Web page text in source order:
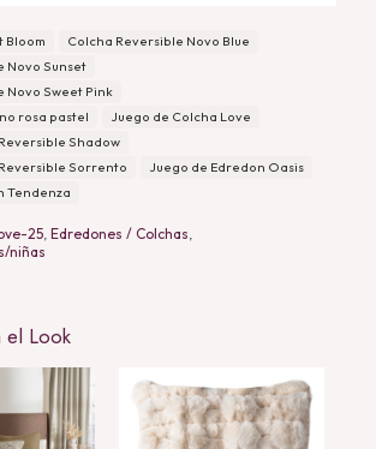
Bloom
Colcha Reversible Novo Blue
Novo Sunset
Novo Sweet Pink
rosa pastel
Juego de Colcha Love
Shadow
Sorrento
Juego de Edredon Oasis
Tendenza
25 Edredones / Colchas
niñas
el Look